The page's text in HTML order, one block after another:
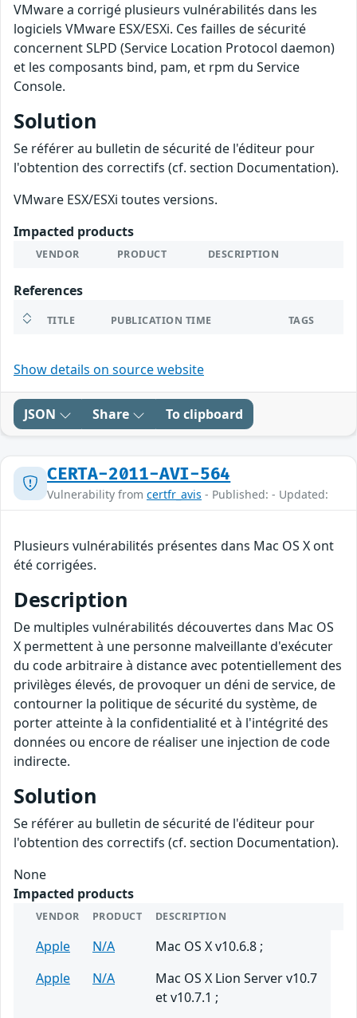
VMware a corrigé plusieurs vulnérabilités dans les
logiciels VMware ESX/ESXi. Ces failles de sécurité
concernent SLPD (Service Location Protocol daemon)
et les composants bind, pam, et rpm du Service
Console.
Solution
Se référer au bulletin de sécurité de l'éditeur pour
l'obtention des correctifs (cf. section Documentation).
VMware ESX/ESXi toutes versions.
Impacted products
VENDOR PRODUCT DESCRIPTION
References
TITLE PUBLICATION TIME TAGS
Show details on source website
JSON Share To clipboard
CERTA-2011-AVI-564
Vulnerability from certfr_avis - Published: - Updated:
Plusieurs vulnérabilités présentes dans Mac OS X ont
été corrigées.
Description
De multiples vulnérabilités découvertes dans Mac OS
X permettent à une personne malveillante d'exécuter
du code arbitraire à distance avec potentiellement des
privilèges élevés, de provoquer un déni de service, de
contourner la politique de sécurité du système, de
porter atteinte à la confidentialité et à l'intégrité des
données ou encore de réaliser une injection de code
indirecte.
Solution
Se référer au bulletin de sécurité de l'éditeur pour
l'obtention des correctifs (cf. section Documentation).
None
Impacted products
VENDOR PRODUCT DESCRIPTION
Apple N/A
Mac OS X v10.6.8 ;
Apple
N/A
Mac OS X Lion Server v10.7
et v10.7.1 ;